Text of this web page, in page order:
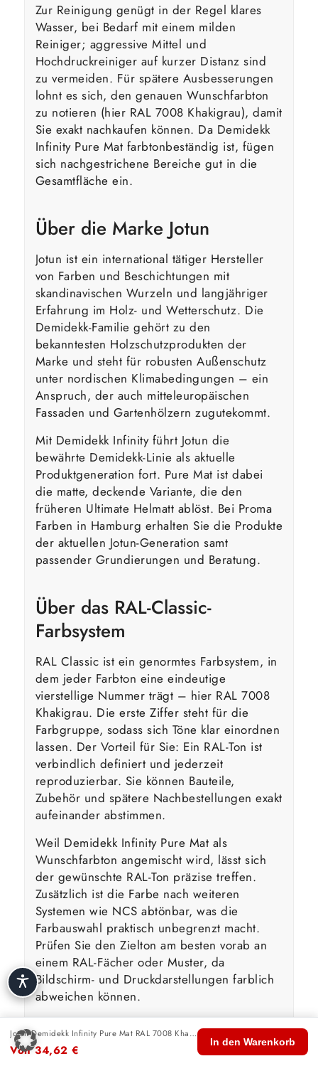
Zur Reinigung genügt in der Regel klares
Wasser, bei Bedarf mit einem milden
Reiniger; aggressive Mittel und
Hochdruckreiniger auf kurzer Distanz sind
zu vermeiden. Für spätere Ausbesserungen
lohnt es sich, den genauen Wunschfarbton
zu notieren (hier RAL 7008 Khakigrau), damit
Sie exakt nachkaufen können. Da Demidekk
Infinity Pure Mat farbtonbeständig ist, fügen
sich nachgestrichene Bereiche gut in die
Gesamtfläche ein.
Über die Marke Jotun
Jotun ist ein international tätiger Hersteller
von Farben und Beschichtungen mit
skandinavischen Wurzeln und langjähriger
Erfahrung im Holz- und Wetterschutz. Die
Demidekk-Familie gehört zu den
bekanntesten Holzschutzprodukten der
Marke und steht für robusten Außenschutz
unter nordischen Klimabedingungen – ein
Anspruch, der auch mitteleuropäischen
Fassaden und Gartenhölzern zugutekommt.
Mit Demidekk Infinity führt Jotun die
bewährte Demidekk-Linie als aktuelle
Produktgeneration fort. Pure Mat ist dabei
die matte, deckende Variante, die den
früheren Ultimate Helmatt ablöst. Bei Proma
Farben in Hamburg erhalten Sie die Produkte
der aktuellen Jotun-Generation samt
passender Grundierungen und Beratung.
Über das RAL-Classic-
Farbsystem
RAL Classic ist ein genormtes Farbsystem, in
dem jeder Farbton eine eindeutige
vierstellige Nummer trägt – hier RAL 7008
Khakigrau. Die erste Ziffer steht für die
Farbgruppe, sodass sich Töne klar einordnen
lassen. Der Vorteil für Sie: Ein RAL-Ton ist
verbindlich definiert und jederzeit
reproduzierbar. Sie können Bauteile,
Zubehör und spätere Nachbestellungen exakt
aufeinander abstimmen.
Weil Demidekk Infinity Pure Mat als
Wunschfarbton angemischt wird, lässt sich
der gewünschte RAL-Ton präzise treffen.
Zusätzlich ist die Farbe nach weiteren
Systemen wie NCS abtönbar, was die
Farbauswahl praktisch unbegrenzt macht.
Prüfen Sie den Zielton am besten vorab an
einem RAL-Fächer oder Muster, da
Bildschirm- und Druckdarstellungen farblich
abweichen können.
Wasserbasierte Technologie &
Jotun Demidekk Infinity Pure Mat RAL 7008 Khakigrau
Von34,62 €
In den Warenkorb
🏠
Start
🛍️ 🔍 🛒
Warenkorb
👤
Konto